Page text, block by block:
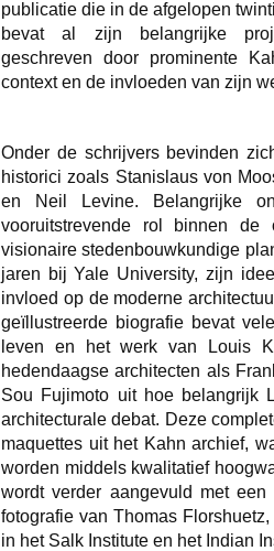
publicatie die in de afgelopen
bevat al zijn belangrijke
geschreven door prominente
context en de invloeden van zijn
Onder de schrijvers bevinden
historici zoals Stanislaus von
en Neil Levine. Belangrijke
vooruitstrevende rol binnen de
visionaire stedenbouwkundige
jaren bij Yale University, zijn
invloed op de moderne
geïllustreerde biografie bevat
leven en het werk van Louis
hedendaagse architecten als
Sou Fujimoto uit hoe belangrijk
architecturale debat. Deze
maquettes uit het Kahn archief,
worden middels kwalitatief
wordt verder aangevuld met
fotografie van Thomas
in het Salk Institute en het Indian